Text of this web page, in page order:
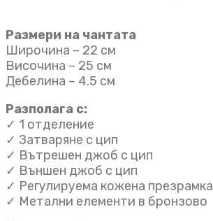
Размери на чантата
Широчина – 22 см
Височина – 25 см
Дебелина – 4.5 см
Разполага с:
✓ 1 отделение
✓ Затваряне с цип
✓ Вътрешен джоб с цип
✓ Външен джоб с цип
✓ Регулируема кожена презрамка
✓ Метални елементи в бронзово